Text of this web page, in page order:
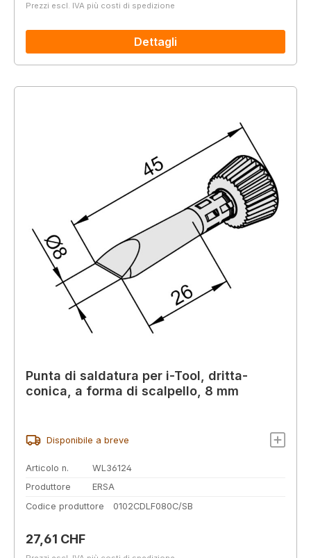
Prezzi escl. IVA più costi di spedizione
Dettagli
Punta di saldatura per i-Tool, dritta-
conica, a forma di scalpello, 8 mm
Disponibile a breve
Articolo n.
WL36124
Produttore
ERSA
Codice produttore
0102CDLF080C/SB
Prezzo normale:
27,61 CHF